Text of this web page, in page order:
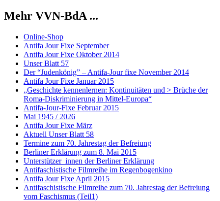
Mehr VVN-BdA ...
Online-Shop
Antifa Jour Fixe September
Antifa Jour Fixe Oktober 2014
Unser Blatt 57
Der “Judenkönig” – Antifa-Jour fixe November 2014
Antifa Jour Fixe Januar 2015
„Geschichte kennenlernen: Kontinuitäten und > Brüche der
Roma-Diskriminierung in Mittel-Europa“
Antifa-Jour-Fixe Februar 2015
Mai 1945 / 2026
Antifa Jour Fixe März
Aktuell Unser Blatt 58
Termine zum 70. Jahrestag der Befreiung
Berliner Erklärung zum 8. Mai 2015
Unterstützer_innen der Berliner Erklärung
Antifaschistische Filmreihe im Regenbogenkino
Antifa Jour Fixe April 2015
Antifaschistische Filmreihe zum 70. Jahrestag der Befreiung
vom Faschismus (Teil1)